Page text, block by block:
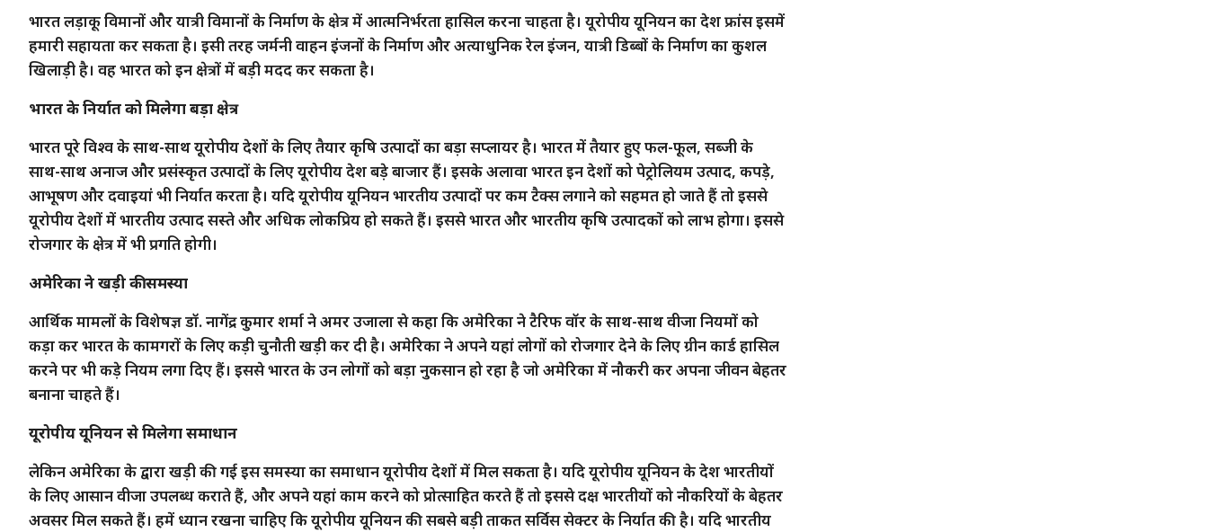
भारत लड़ाकू विमानों और यात्री विमानों के निर्माण के क्षेत्र में आत्मनिर्भरता हासिल करना चाहता है। यूरोपीय यूनियन का देश फ्रांस इसमें
हमारी सहायता कर सकता है। इसी तरह जर्मनी वाहन इंजनों के निर्माण और अत्याधुनिक रेल इंजन, यात्री डिब्बों के निर्माण का कुशल
खिलाड़ी है। वह भारत को इन क्षेत्रों में बड़ी मदद कर सकता है।
भारत के निर्यात को मिलेगा बड़ा क्षेत्र
भारत पूरे विश्व के साथ-साथ यूरोपीय देशों के लिए तैयार कृषि उत्पादों का बड़ा सप्लायर है। भारत में तैयार हुए फल-फूल, सब्जी के
साथ-साथ अनाज और प्रसंस्कृत उत्पादों के लिए यूरोपीय देश बड़े बाजार हैं। इसके अलावा भारत इन देशों को पेट्रोलियम उत्पाद, कपड़े,
आभूषण और दवाइयां भी निर्यात करता है। यदि यूरोपीय यूनियन भारतीय उत्पादों पर कम टैक्स लगाने को सहमत हो जाते हैं तो इससे
यूरोपीय देशों में भारतीय उत्पाद सस्ते और अधिक लोकप्रिय हो सकते हैं। इससे भारत और भारतीय कृषि उत्पादकों को लाभ होगा। इससे
रोजगार के क्षेत्र में भी प्रगति होगी।
अमेरिका ने खड़ी की समस्या
आर्थिक मामलों के विशेषज्ञ डॉ. नागेंद्र कुमार शर्मा ने अमर उजाला से कहा कि अमेरिका ने टैरिफ वॉर के साथ-साथ वीजा नियमों को
कड़ा कर भारत के कामगरों के लिए कड़ी चुनौती खड़ी कर दी है। अमेरिका ने अपने यहां लोगों को रोजगार देने के लिए ग्रीन कार्ड हासिल
करने पर भी कड़े नियम लगा दिए हैं। इससे भारत के उन लोगों को बड़ा नुकसान हो रहा है जो अमेरिका में नौकरी कर अपना जीवन बेहतर
बनाना चाहते हैं।
यूरोपीय यूनियन से मिलेगा समाधान
लेकिन अमेरिका के द्वारा खड़ी की गई इस समस्या का समाधान यूरोपीय देशों में मिल सकता है। यदि यूरोपीय यूनियन के देश भारतीयों
के लिए आसान वीजा उपलब्ध कराते हैं, और अपने यहां काम करने को प्रोत्साहित करते हैं तो इससे दक्ष भारतीयों को नौकरियों के बेहतर
अवसर मिल सकते हैं। हमें ध्यान रखना चाहिए कि यूरोपीय यूनियन की सबसे बड़ी ताकत सर्विस सेक्टर के निर्यात की है। यदि भारतीय